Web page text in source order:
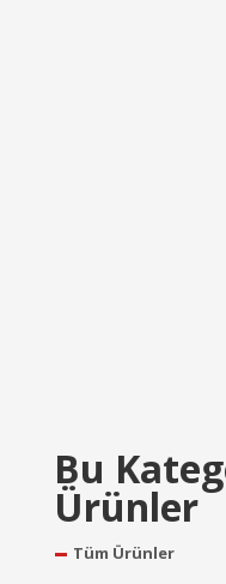
Bu
Ürünler
Tüm Ürünler